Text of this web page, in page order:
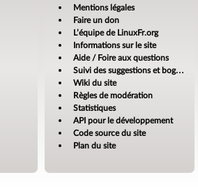
Mentions légales
Faire un don
L’équipe de LinuxFr.org
Informations sur le site
Aide / Foire aux questions
Suivi des suggestions et bogues
Wiki du site
Règles de modération
Statistiques
API pour le développement
Code source du site
Plan du site